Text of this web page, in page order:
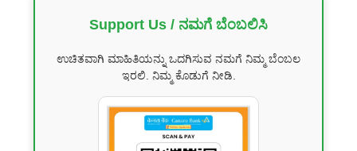
Support Us / ನಮಗೆ ಬೆಂಬಲಿಸಿ
ಉಚಿತವಾಗಿ ಮಾಹಿತಿಯನ್ನು ಒದಗಿಸುವ ನಮಗೆ ನಿಮ್ಮ ಬೆಂಬಲ
ಇರಲಿ. ನಿಮ್ಮ ಕೊಡುಗೆ ನೀಡಿ.